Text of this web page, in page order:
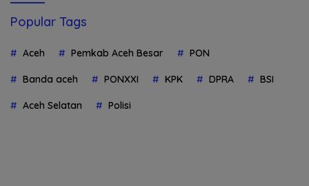
Popular Tags
Aceh Pemkab Aceh Besar PON
Banda aceh PONXXI KPK DPRA BSI
Aceh Selatan Polisi